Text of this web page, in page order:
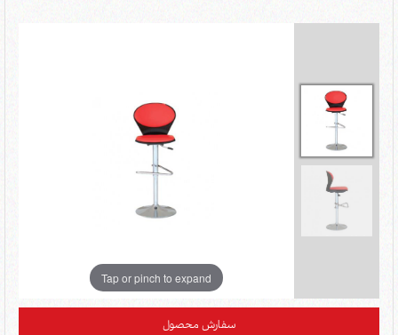
Tap or pinch to expand
سفارش محصول